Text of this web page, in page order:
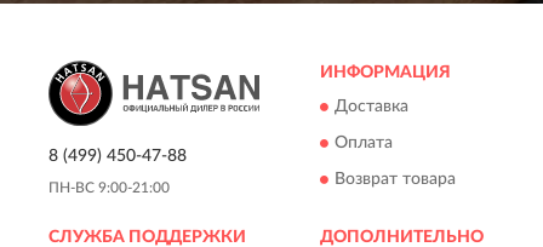
8 (499) 450-47-88
ПН-ВС 9:00-21:00
ИНФОРМАЦИЯ
Доставка
Оплата
Возврат товара
СЛУЖБА ПОДДЕРЖКИ ДОПОЛНИТЕЛЬНО